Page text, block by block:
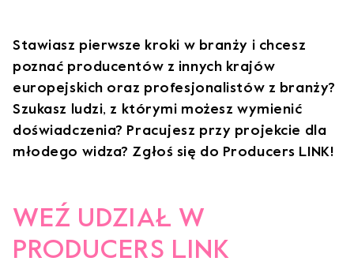
Stawiasz pierwsze kroki w branży i chcesz
poznać producentów z innych krajów
europejskich oraz profesjonalistów z branży?
Szukasz ludzi, z którymi możesz wymienić
doświadczenia? Pracujesz przy projekcie dla
młodego widza? Zgłoś się do Producers LINK!
WEŹ UDZIAŁ W
PRODUCERS LINK